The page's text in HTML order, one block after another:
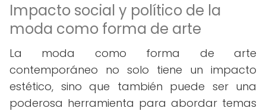
Impacto social y político de la
moda como forma de arte
La moda como forma de arte
contemporáneo no solo tiene un impacto
estético, sino que también puede ser una
poderosa herramienta para abordar temas